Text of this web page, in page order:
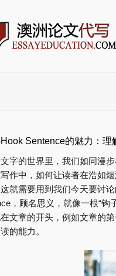
Sentence的魅力：理
字的世界里，我们如同漫
作中，如何让读者在浩如
就需要用到我们今天要讨
，顾名思义，就像一根“钩
文章的开头，例如文章的
的能力。